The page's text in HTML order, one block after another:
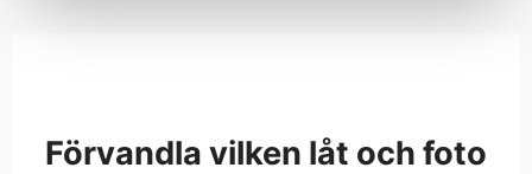
Förvandla vilken låt och foto